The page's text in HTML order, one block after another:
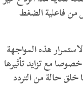
من فاعلية الضغط
هذه المواجهة
مع تزايد تأثيرها
خلق حالة من التردد